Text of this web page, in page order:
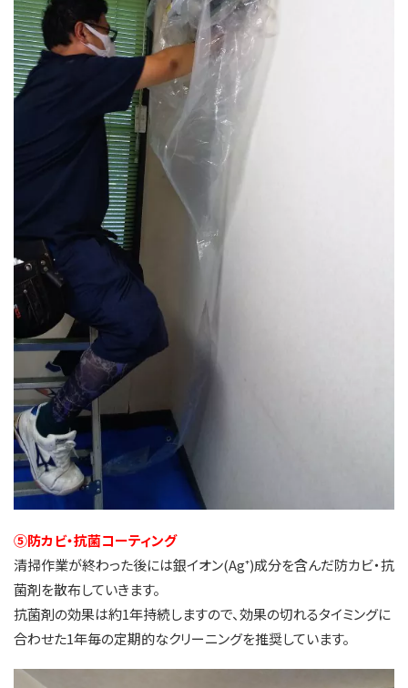
⑤防カビ・抗菌コーティング
清掃作業が終わった後には銀イオン(Ag⁺)成分を含んだ防カビ・抗
菌剤を散布していきます。
抗菌剤の効果は約1年持続しますので、効果の切れるタイミングに
合わせた1年毎の定期的なクリーニングを推奨しています。